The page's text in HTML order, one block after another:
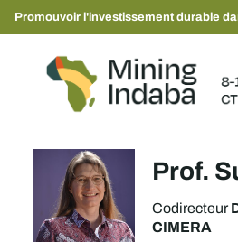
Promouvoir l'investissement durable
Prof.
Codirecteur
CIMERA